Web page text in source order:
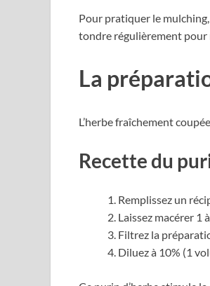
Pour pratiquer le mulching,
tondre régulièrement pour
La
L’herbe fraîchement
Recette du
Remplissez un
Laissez macérer 1
Filtrez la
Diluez à 10% (1